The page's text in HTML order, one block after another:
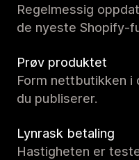
Regelmessig
de nyeste Shopify-
Prøv produktet
Form nettbutikken
du publiserer.
Lynrask betaling
Hastigheten er